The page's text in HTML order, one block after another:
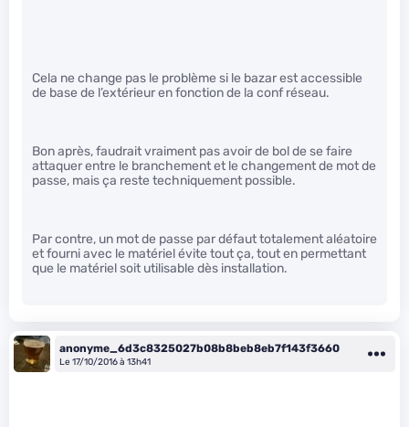
Cela ne change pas le problème si le bazar est accessible
de base de l’extérieur en fonction de la conf réseau.
Bon après, faudrait vraiment pas avoir de bol de se faire
attaquer entre le branchement et le changement de mot de
passe, mais ça reste techniquement possible.
Par contre, un mot de passe par défaut totalement aléatoire
et fourni avec le matériel évite tout ça, tout en permettant
que le matériel soit utilisable dès installation.
anonyme_6d3c8325027b08b8beb8eb7f143f3660
Le 17/10/2016 à 13h41